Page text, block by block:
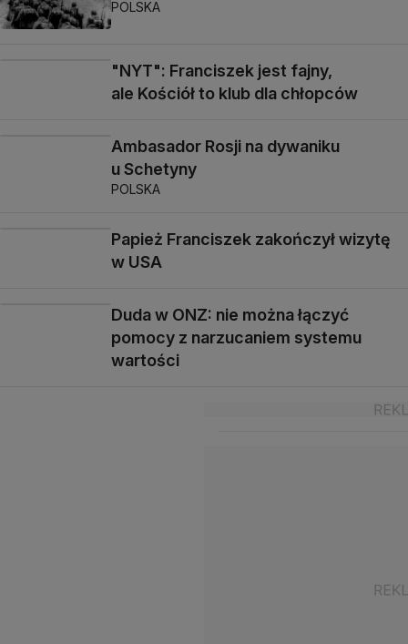
POLSKA
"NYT": Franciszek jest fajny,
ale Kościół to klub dla chłopców
Ambasador Rosji na dywaniku
u Schetyny
POLSKA
Papież Franciszek zakończył wizytę
w USA
Duda w ONZ: nie można łączyć
pomocy z narzucaniem systemu
wartości